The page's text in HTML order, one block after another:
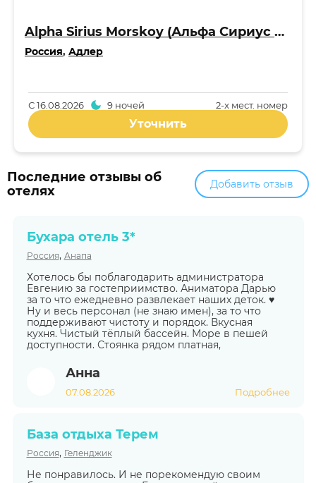
Alpha Sirius Morskoy (Альфа Сириус Морской квартал) 4*
Россия, Адлер
2-x мест. номер
С16.08.2026 9 ночей
Уточнить
Последние отзывы об
отелях
Добавить отзыв
Бухара отель 3*
Россия, Анапа
Хотелось бы поблагодарить администратора
Евгению за гостеприимство. Аниматора Дарью
за то что ежедневно развлекает наших деток. ♥️
Ну и весь персонал (не знаю имен), за то что
поддерживают чистоту и порядок. Вкусная
кухня. Чистый тёплый бассейн. Море в пешей
доступности. Стоянка рядом платная,
Анна
07.08.2026 Подробнее
База отдыха Терем
Россия, Геленджик
Не понравилось. И не порекомендую своим